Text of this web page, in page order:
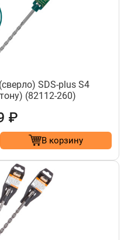
SDS-plus S4
(82112-260)
₽
В корзину